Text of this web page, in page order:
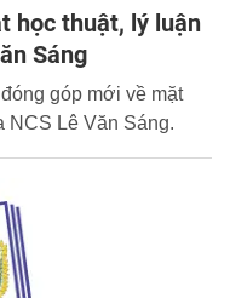
học thuật, lý luận
Sáng
góp mới về mặt
NCS Lê Văn Sáng.